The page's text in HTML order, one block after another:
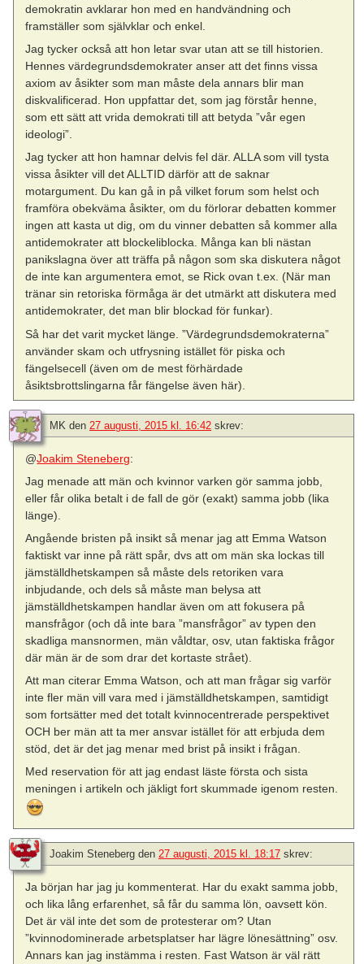
demokratin avklarar hon med en handvändning och
framställer som självklar och enkel.
Jag tycker också att hon letar svar utan att se till historien.
Hennes värdegrundsdemokrater anser att det finns vissa
axiom av åsikter som man måste dela annars blir man
diskvalificerad. Hon uppfattar det, som jag förstår henne,
som ett sätt att vrida demokrati till att betyda ”vår egen
ideologi”.
Jag tycker att hon hamnar delvis fel där. ALLA som vill tysta
vissa åsikter vill det ALLTID därför att de saknar
motargument. Du kan gå in på vilket forum som helst och
framföra obekväma åsikter, om du förlorar debatten kommer
ingen att kasta ut dig, om du vinner debatten så kommer alla
antidemokrater att blockeliblocka. Många kan bli nästan
panikslagna över att träffa på någon som ska diskutera något
de inte kan argumentera emot, se Rick ovan t.ex. (När man
tränar sin retoriska förmåga är det utmärkt att diskutera med
antidemokrater, det man blir blockad för funkar).
Så har det varit mycket länge. ”Värdegrundsdemokraterna”
använder skam och utfrysning istället för piska och
fängelsecell (även om de mest förhärdade
åsiktsbrottslingarna får fängelse även här).
MK den 27 augusti, 2015 kl. 16:42 skrev:
@Joakim Steneberg:
Jag menade att män och kvinnor varken gör samma jobb,
eller får olika betalt i de fall de gör (exakt) samma jobb (lika
länge).
Angående bristen på insikt så menar jag att Emma Watson
faktiskt var inne på rätt spår, dvs att om män ska lockas till
jämställdhetskampen så måste dels retoriken vara
inbjudande, och dels så måste man belysa att
jämställdhetskampen handlar även om att fokusera på
mansfrågor (och då inte bara ”mansfrågor” av typen den
skadliga mansnormen, män våldtar, osv, utan faktiska frågor
där män är de som drar det kortaste strået).
Att man citerar Emma Watson, och att man frågar sig varför
inte fler män vill vara med i jämställdhetskampen, samtidigt
som fortsätter med det totalt kvinnocentrerade perspektivet
OCH ber män att ta mer ansvar istället för att erbjuda dem
stöd, det är det jag menar med brist på insikt i frågan.
Med reservation för att jag endast läste första och sista
meningen i artikeln och jäkligt fort skummade igenom resten.
Joakim Steneberg den 27 augusti, 2015 kl. 18:17 skrev:
Ja början har jag ju kommenterat. Har du exakt samma jobb,
och lika lång erfarenhet, så får du samma lön, oavsett kön.
Det är väl inte det som de protesterar om? Utan
”kvinnodominerade arbetsplatser har lägre lönesättning” osv.
Annars kan jag instämma i resten. Fast Watson är väl rätt